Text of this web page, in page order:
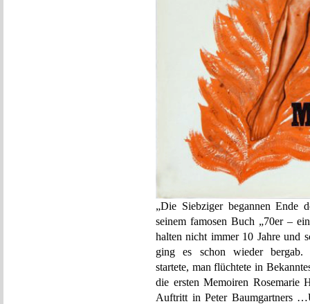
„Die Siebziger begannen Ende
seinem famosen Buch „70er –
halten nicht immer 10 Jahre und
ging es schon wieder bergab.
startete, man flüchtete in
die ersten Memoiren Rosemarie
Auftritt in Peter Baumgartners